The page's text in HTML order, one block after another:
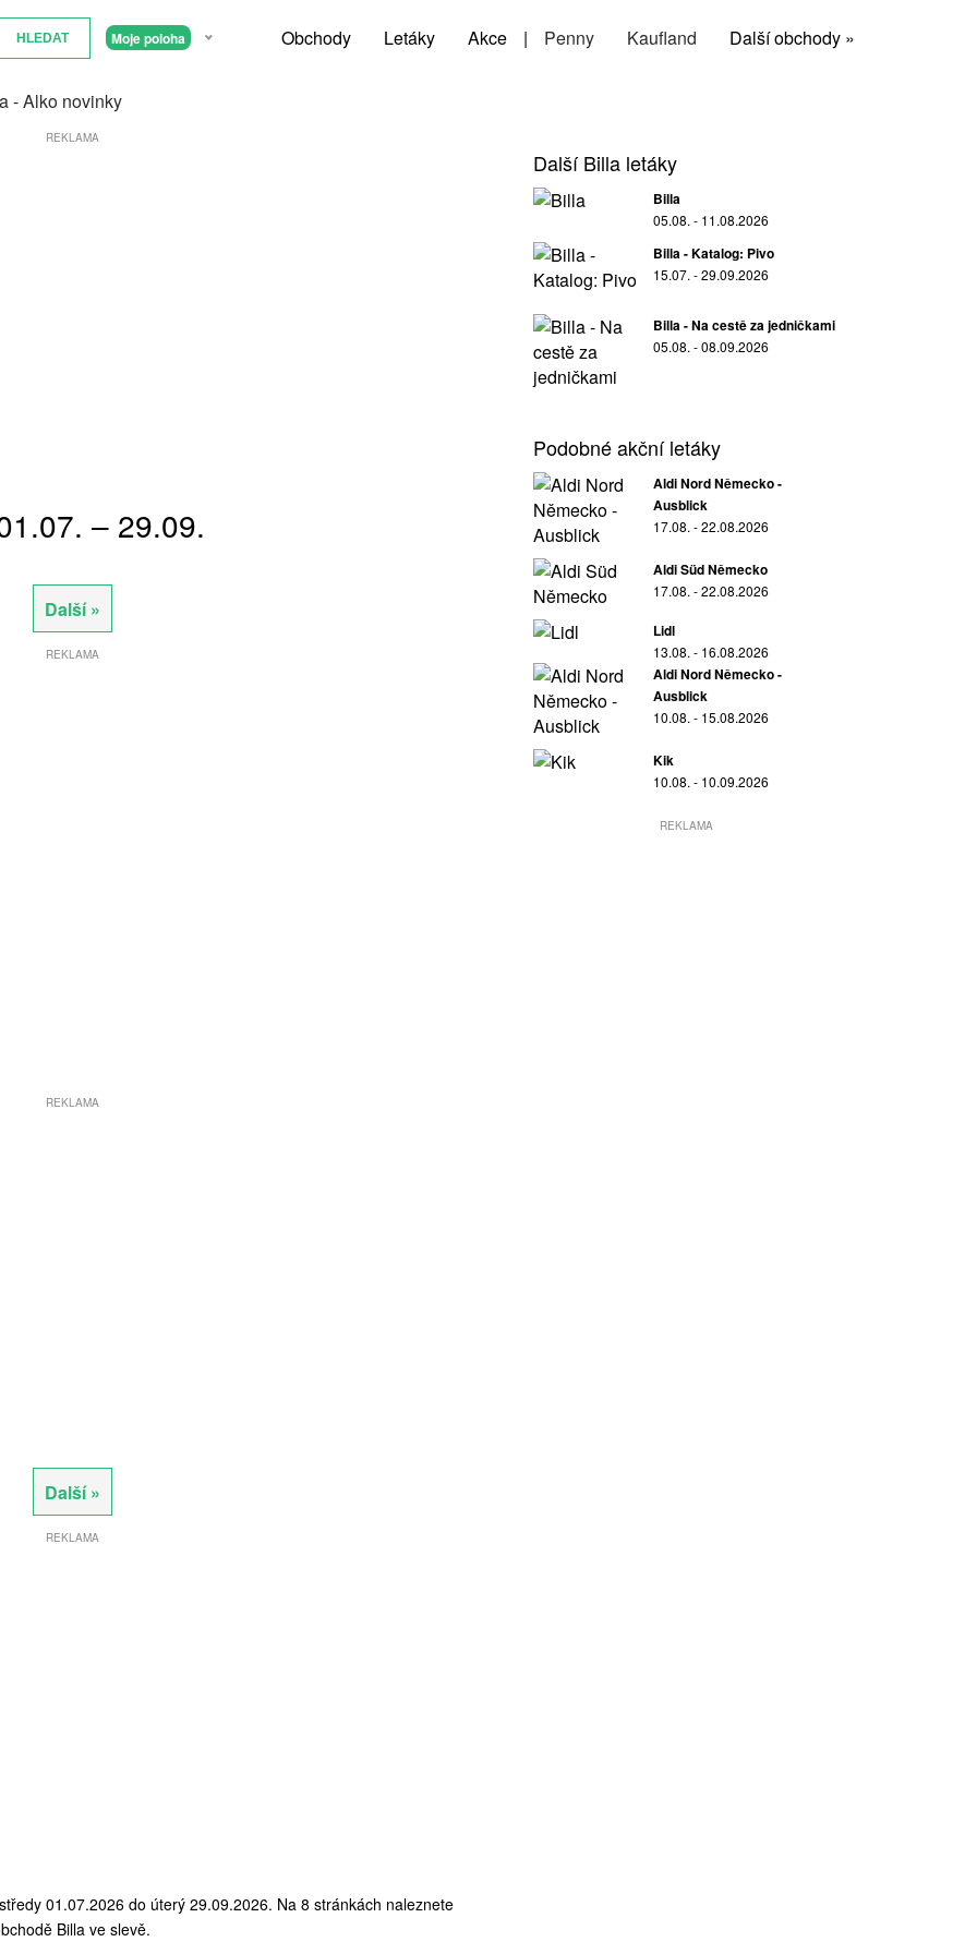
Moje poloha Obchody Letáky Akce | Penny Kaufland Další obchody »
- Alko novinky
REKLAMA
– 29.09.
Další »
REKLAMA
REKLAMA
Další »
REKLAMA
01.07.2026 do úterý 29.09.2026. Na 8 stránkách naleznete
Billa ve slevě.
Další Billa letáky
Billa
05.08. - 11.08.2026
Billa - Katalog: Pivo
15.07. - 29.09.2026
Billa - Na cestě za jedničkami
05.08. - 08.09.2026
Podobné akční letáky
Aldi Nord Německo -
Ausblick
17.08. - 22.08.2026
Aldi Süd Německo
17.08. - 22.08.2026
Lidl
13.08. - 16.08.2026
Aldi Nord Německo -
Ausblick
10.08. - 15.08.2026
Kik
10.08. - 10.09.2026
REKLAMA